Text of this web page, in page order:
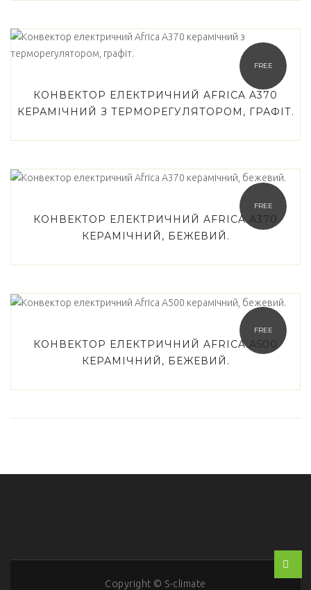
Товар Wi-Fi модуль
Опціонально (0)
Filter
FREE
КОНВЕКТОР ЕЛЕКТРИЧНИЙ AFRICA A370
КЕРАМІЧНИЙ З ТЕРМОРЕГУЛЯТОРОМ, ГРАФІТ.
FREE
КОНВЕКТОР ЕЛЕКТРИЧНИЙ AFRICA A370
КЕРАМІЧНИЙ, БЕЖЕВИЙ.
FREE
КОНВЕКТОР ЕЛЕКТРИЧНИЙ AFRICA A500
КЕРАМІЧНИЙ, БЕЖЕВИЙ.
Copyright © S-climate